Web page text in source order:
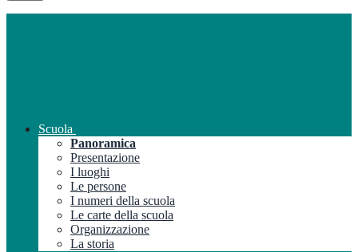
Scuola
Panoramica
Presentazione
I luoghi
Le persone
I numeri della scuola
Le carte della scuola
Organizzazione
La storia